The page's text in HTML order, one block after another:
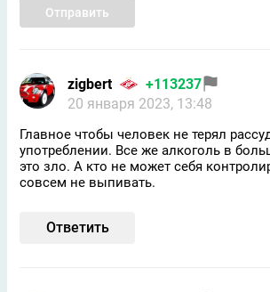
Отправить
zigbert
+113237
20 января 2023, 13:48
Главное чтобы человек не терял
употреблении. Все же алкоголь в
это зло. А кто не может себя
совсем не выпивать.
Ответить